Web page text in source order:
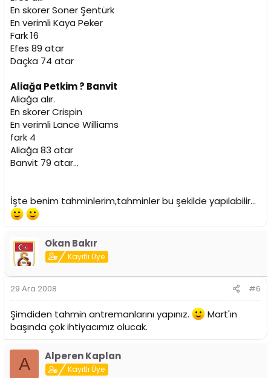
En skorer Soner Şentürk
En verimli Kaya Peker
Fark 16
Efes 89 atar
Daçka 74 atar
Aliağa Petkim ? Banvit
Aliağa alır.
En skorer Crispin
En verimli Lance Williams
fark 4
Aliağa 83 atar
Banvit 79 atar...
İşte benim tahminlerim,tahminler bu şekilde yapılabilir...
Okan Bakır
Kayıtlı Üye
29 Ara 2008 #6
Şimdiden tahmin antremanlarını yapınız.
Mart'ın
başında çok ihtiyacımız olucak.
A Alperen Kaplan
Kayıtlı Üye